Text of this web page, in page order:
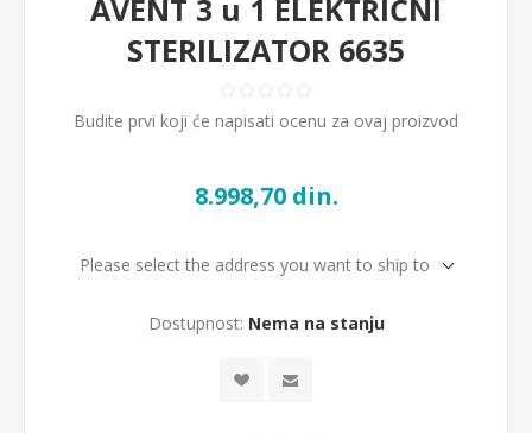
AVENT 3 u 1 ELEKTRIČNI
STERILIZATOR 6635
Budite prvi koji će napisati ocenu za ovaj proizvod
8.998,70 din.
Please select the address you want to ship to
Dostupnost: Nema na stanju